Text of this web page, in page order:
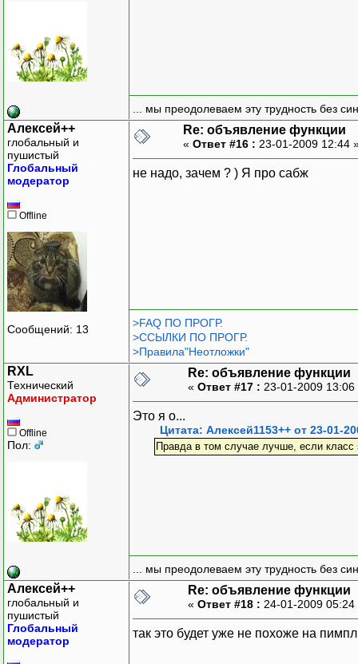
... мы преодолеваем эту трудность без
Алексей++
глобальный и
пушистый
Глобальный
модератор
Offline
Сообщений: 13
Re: объявление функции
« Ответ #16 : 23-01-2009 12:44
не надо, зачем ? ) Я про сабж
>FAQ ПО ПРОГР.
>ССЫЛКИ ПО ПРОГР.
>Правила"Неотложки"
RXL
Технический
Администратор
Offline
Пол:
Re: объявление функции
« Ответ #17 : 23-01-2009
Это я о...
Цитата: Алексей1153++ от 23-01-
Правда в том случае лучше, если класс
... мы преодолеваем эту трудность без
Алексей++
глобальный и
пушистый
Глобальный
модератор
Re: объявление функции
« Ответ #18 : 24-01-2009
так это будет уже не похоже на пимпл